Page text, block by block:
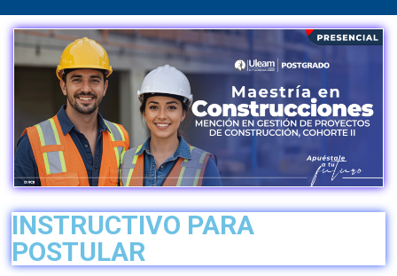
INSTRUCTIVO PARA
POSTULAR